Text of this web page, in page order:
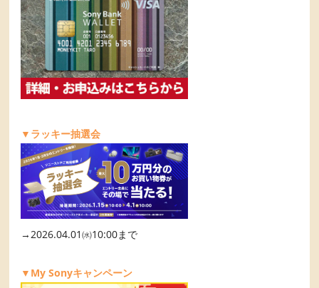
▼ラッキー抽選会
→2026.04.01㈬10:00まで
▼My Sonyキャンペーン